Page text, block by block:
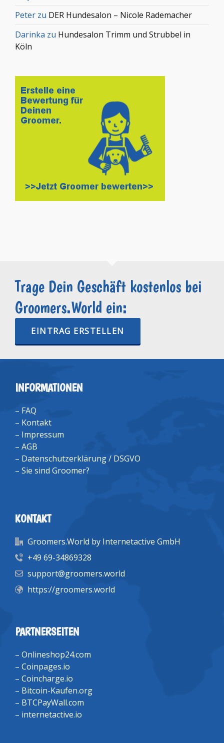
Peter zu DER Hundesalon – Nicole Rademacher
Darinka zu Hundesalon Trimm und Strubbel in
Köln
Trage Dein Geschäft kostenlos bei
Groomers.World ein:
EINTRAG ERSTELLEN
INFORMATIONEN
– FAQ
– Kontakt
– Impressum
– AGB
– Datenschutzerklärung / DSGVO
– Sie sind Groomer?
KONTAKT
Groomers.World by Internetactive GmbH
+49 69-34869328
support@groomers.world
https://groomers.world
PARTNERSEITEN
– Onlineshop24.com
– Coinpages.io
– Coincharge.io
– Bitcoin-Kaufen.org
– BTCPayWall.com
– internetactive.io